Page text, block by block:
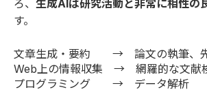
ろ、 生成AIは研究活動と非常に相性の
す。
文章生成・要約 → 論文の執筆、先
Web上の情報収集 → 網羅的な文献
プログラミング → データ解析